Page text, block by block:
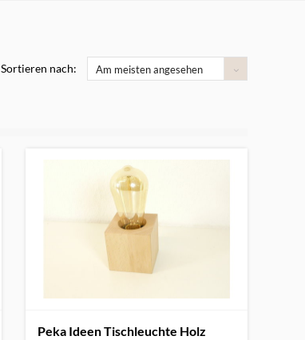
Sortieren nach: Am meisten angesehen
Peka Ideen Tischleuchte Holz